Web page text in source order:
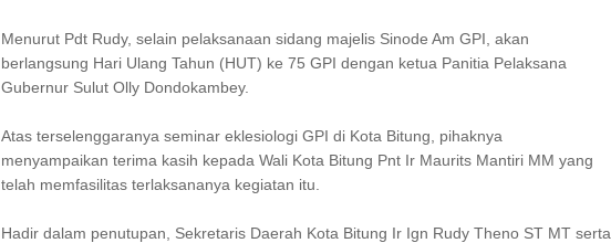
Menurut Pdt Rudy, selain pelaksanaan sidang majelis Sinode Am GPI, akan
berlangsung Hari Ulang Tahun (HUT) ke 75 GPI dengan ketua Panitia Pelaksana
Gubernur Sulut Olly Dondokambey.
Atas terselenggaranya seminar eklesiologi GPI di Kota Bitung, pihaknya
menyampaikan terima kasih kepada Wali Kota Bitung Pnt Ir Maurits Mantiri MM yang
telah memfasilitas terlaksananya kegiatan itu.
Hadir dalam penutupan, Sekretaris Daerah Kota Bitung Ir Ign Rudy Theno ST MT serta